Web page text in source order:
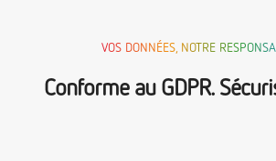
VOS DONNÉES, NOTRE
Conforme au GDPR.